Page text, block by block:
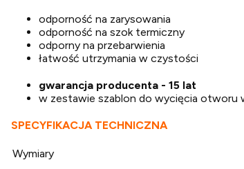
odporność na zarysowania
odporność na szok termiczny
odporny na przebarwienia
łatwość utrzymania w czystości
gwarancja producenta - 15 lat
w zestawie szablon do wycięcia otworu
SPECYFIKACJA TECHNICZNA
Wymiary